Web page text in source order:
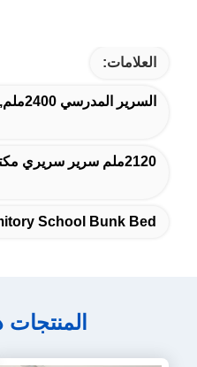
العلامات:
السرير المدرسي 2400ملم,سرير مزدوج حديث,سرير مدرسة النوم
2120ملم سرير سريري مكتب بالغ,900ملم طاولة سرير سريري للكبار,طاولة سرير مزدوجة للبالغين
School Bunk Bed